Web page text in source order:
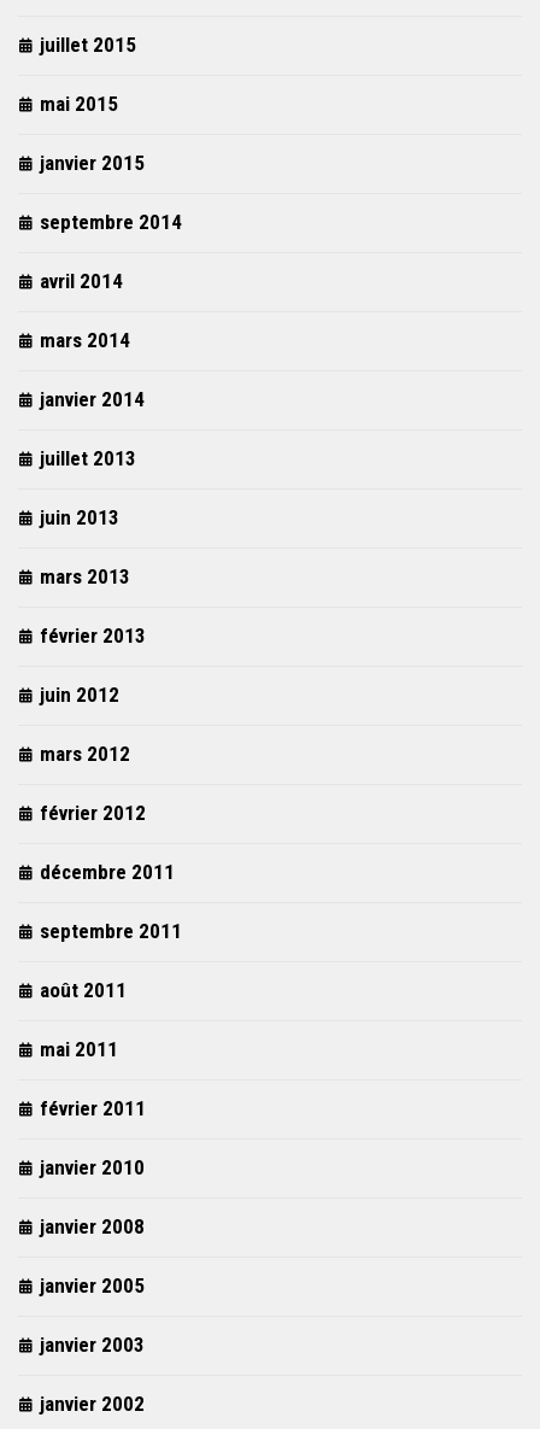
juillet 2015
mai 2015
janvier 2015
septembre 2014
avril 2014
mars 2014
janvier 2014
juillet 2013
juin 2013
mars 2013
février 2013
juin 2012
mars 2012
février 2012
décembre 2011
septembre 2011
août 2011
mai 2011
février 2011
janvier 2010
janvier 2008
janvier 2005
janvier 2003
janvier 2002